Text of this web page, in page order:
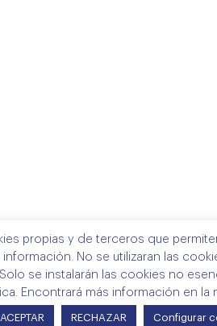
propias y de terceros que
No se utilizaran las
se instalarán las cookies no
Encontrará más información en la
ACEPTAR RECHAZAR Configurar